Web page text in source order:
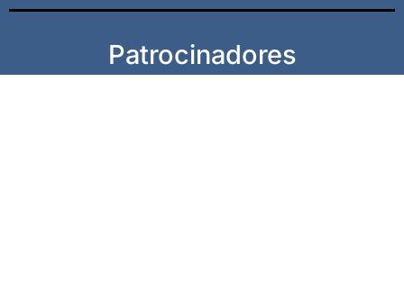
Patrocinadores